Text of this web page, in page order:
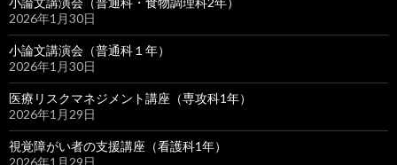
2026年1月30日
小論文講演会（普通科１年）
2026年1月30日
医療リスクマネジメント講座（専攻科1年）
2026年1月29日
視覚障がい者の支援講座（看護科1年）
2026年1月29日